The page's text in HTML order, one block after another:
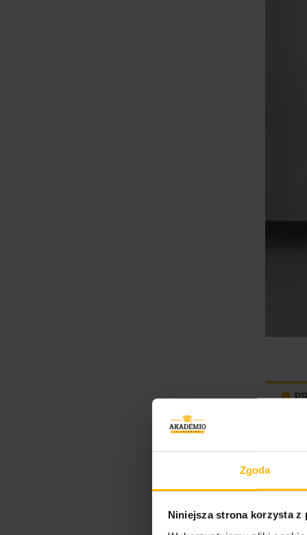
Zgoda
Niniejsza strona korzysta z